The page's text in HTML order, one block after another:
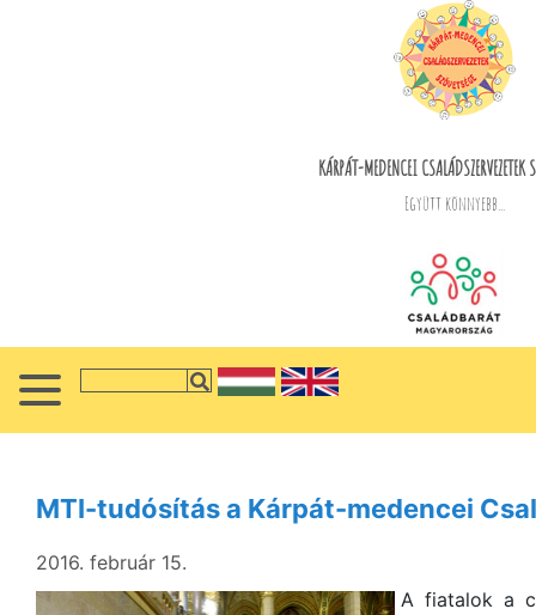
KÁRPÁT-MEDENCEI CSALÁDSZERVEZETEK
Együtt könnyebb...
MTI-tudósítás a Kárpát-medencei
2016. február 15.
A fiatalok a